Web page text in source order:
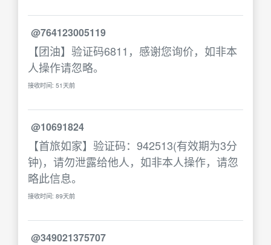
@764123005119
【团油】验证码6811，感谢您询价，如非本
人操作请忽略。
接收时间: 51天前
@10691824
【首旅如家】验证码：942513(有效期为3分
钟)，请勿泄露给他人，如非本人操作，请忽
略此信息。
接收时间: 89天前
@349021375707